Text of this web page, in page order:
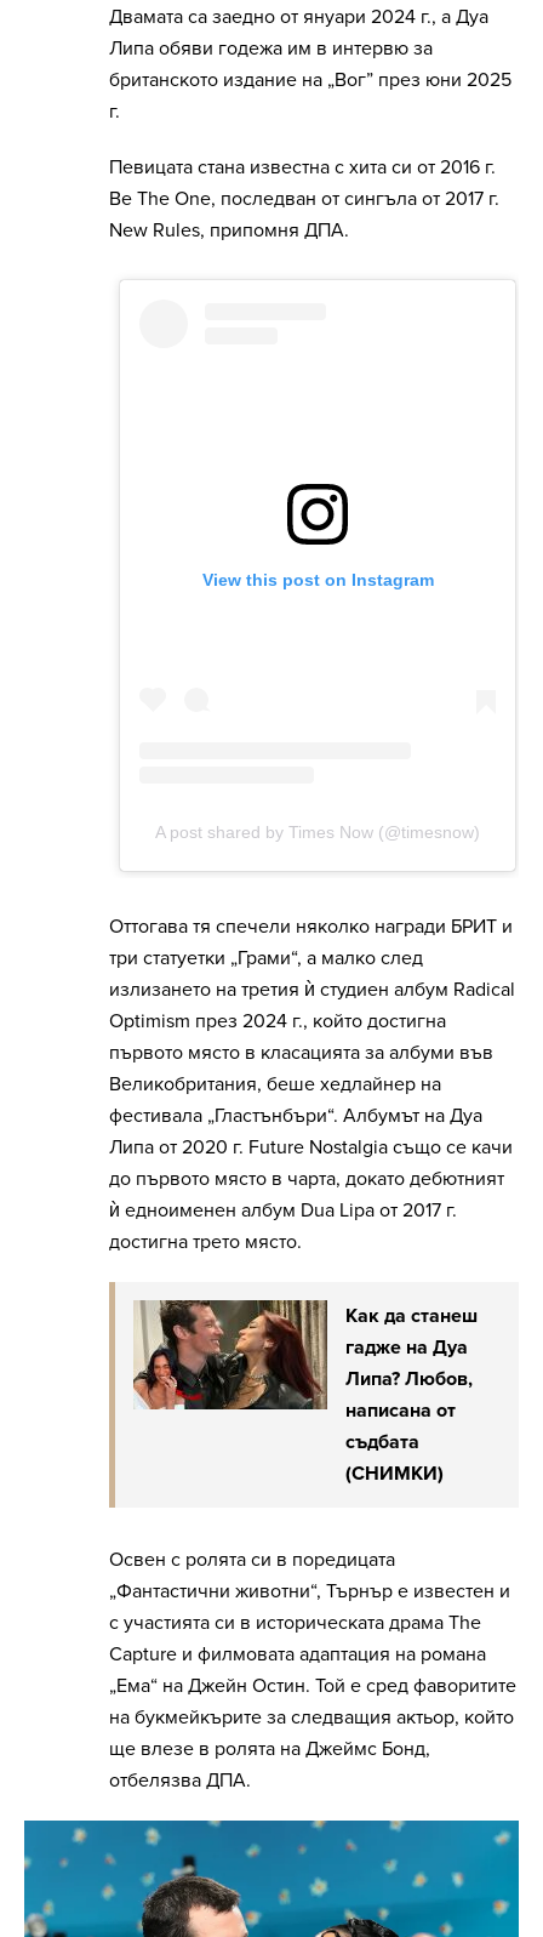
Двамата са заедно от януари 2024 г., а Дуа
Липа обяви годежа им в интервю за
британското издание на „Вог” през юни 2025
г.
Певицата стана известна с хита си от 2016 г.
Be The One, последван от сингъла от 2017 г.
New Rules, припомня ДПА.
Оттогава тя спечели няколко награди БРИТ и
три статуетки „Грами“, а малко след
излизането на третия ѝ студиен албум Radical
Optimism през 2024 г., който достигна
първото място в класацията за албуми във
Великобритания, беше хедлайнер на
фестивала „Гластънбъри“. Албумът на Дуа
Липа от 2020 г. Future Nostalgia също се качи
до първото място в чарта, докато дебютният
ѝ едноименен албум Dua Lipa от 2017 г.
достигна трето място.
Как да станеш
гадже на Дуа
Липа? Любов,
написана от
съдбата
(СНИМКИ)
Освен с ролята си в поредицата
„Фантастични животни“, Търнър е известен и
с участията си в историческата драма The
Capture и филмовата адаптация на романа
„Ема“ на Джейн Остин. Той е сред фаворитите
на букмейкърите за следващия актьор, който
ще влезе в ролята на Джеймс Бонд,
отбелязва ДПА.